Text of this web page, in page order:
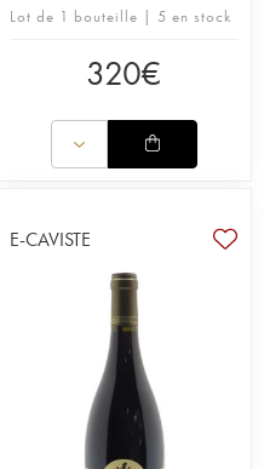
Lot de 1 bouteille | 5 en stock
320€
E-CAVISTE